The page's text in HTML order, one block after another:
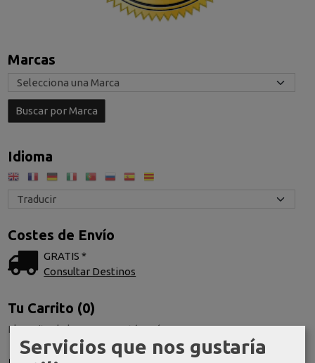
Marcas
Idioma
Costes de Envío
GRATIS *
Consultar Destinos
Tu Carrito (0)
El carrito de la compra está vacío
Servicios que nos gustaría